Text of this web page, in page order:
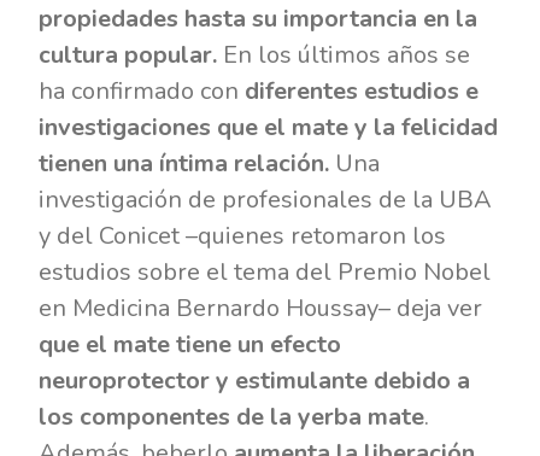
propiedades hasta su importancia en la
cultura popular. En los últimos años se
ha confirmado con diferentes estudios e
investigaciones que el mate y la felicidad
tienen una íntima relación. Una
investigación de profesionales de la UBA
y del Conicet –quienes retomaron los
estudios sobre el tema del Premio Nobel
en Medicina Bernardo Houssay– deja ver
que el mate tiene un efecto
neuroprotector y estimulante debido a
los componentes de la yerba mate.